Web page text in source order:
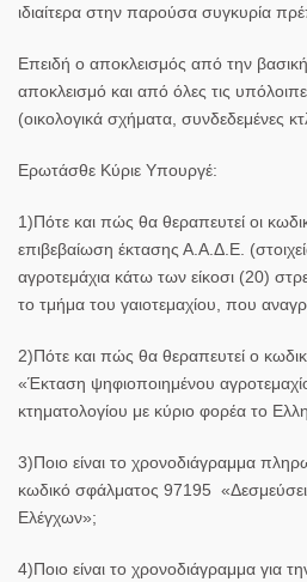
ιδιαίτερα στην παρούσα συγκυρία
Επειδή ο αποκλεισμός από την
αποκλεισμό και από όλες τις
(οικολογικά σχήματα, συνδεδεμένες
Ερωτάσθε Κύριε Υπουργέ:
1)Πότε και πώς θα θεραπευτεί οι
επιβεβαίωση έκτασης Α.Α.Δ.Ε.
αγροτεμάχια κάτω των είκοσι (20)
το τμήμα του γαιοτεμαχίου, που
2)Πότε και πώς θα θεραπευτεί ο
«Έκταση ψηφιοποιημένου
κτηματολογίου με κύριο φορέα το
3)Ποιο είναι το χρονοδιάγραμμα
κωδικό σφάλματος 97195
Ελέγχων»;
4)Ποιο είναι το χρονοδιάγραμμα για